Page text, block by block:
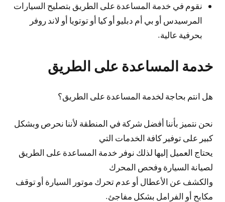
نقوم في خدمة المساعدة على الطريق بتصليح السيارات
المرسيدس أو بي أم دبليو أو كيا أو توتويا أو لاند روفر
بحرفية عالية.
خدمة المساعدة على الطريق
هل انتم بحاجة لخدمة المساعدة على الطريق؟
نحن نتميز بأننا أفضل شركة في المنطقة لأننا نحرص وبشكل
كبير على توفير كافة الخدمات التي
يحتاج العميل إليها لذلك نوفر خدمة المساعدة على الطريق
لصيانة السيارة وفحص المحرك
والكشف عن الأعطال أو عدم تحرك موتور السيارة أو توقف
مكابح أو الفرامل بشكل مفاجئ.